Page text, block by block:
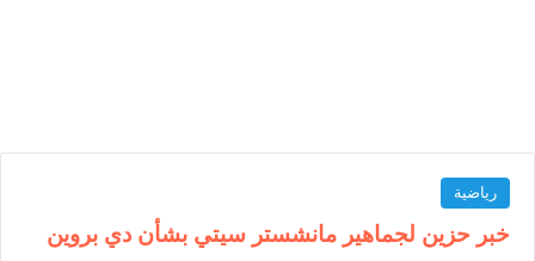
رياضية
خبر حزين لجماهير مانشستر سيتي بشأن دي بروين